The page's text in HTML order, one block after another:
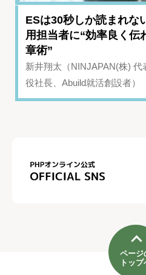
ESは30秒しか読まれな
用担当者に“効率良く伝
章術”
新井翔太（NINJAPAN(株) 代
役社長、Abuild就活創設者）
ページ
トップ